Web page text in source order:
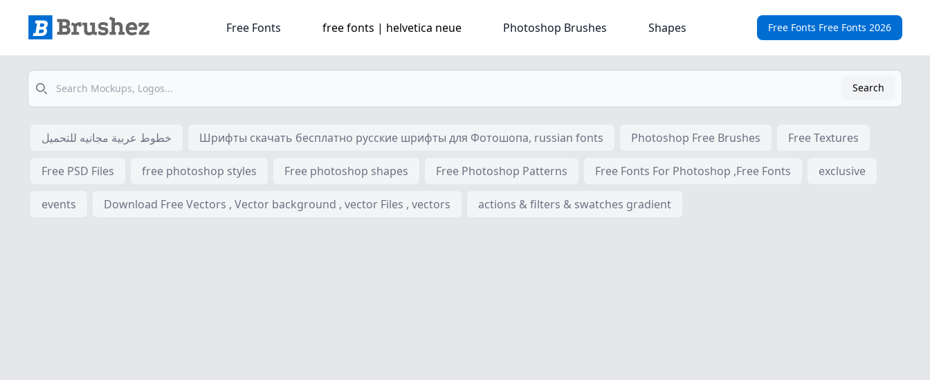
Free Fonts Free Fonts 2026
Free Fonts free fonts | helvetica neue Photoshop Brushes Shapes
Search
Search
خطوط عربية مجانيه للتحميل Шрифты скачать бесплатно русские шрифты для Фотошопа, russian fonts Photoshop Free Brushes Free Textures
Free PSD Files free photoshop styles Free photoshop shapes Free Photoshop Patterns Free Fonts For Photoshop ,Free Fonts exclusive
events Download Free Vectors , Vector background , vector Files , vectors actions & filters & swatches gradient